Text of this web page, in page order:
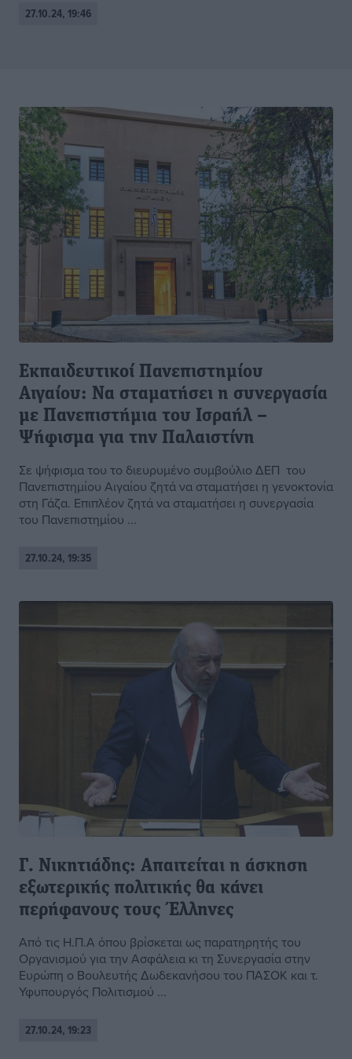
27.10.24, 19:46
Εκπαιδευτικοί Πανεπιστημίου
Αιγαίου: Να σταματήσει η συνεργασία
με Πανεπιστήμια του Ισραήλ –
Ψήφισμα για την Παλαιστίνη
Σε ψήφισμα του το διευρυμένο συμβούλιο ΔΕΠ του
Πανεπιστημίου Αιγαίου ζητά να σταματήσει η γενοκτονία
στη Γάζα. Επιπλέον ζητά να σταματήσει η συνεργασία
του Πανεπιστημίου ...
27.10.24, 19:35
Γ. Νικητιάδης: Απαιτείται η άσκηση
εξωτερικής πολιτικής θα κάνει
περήφανους τους Έλληνες
Από τις Η.Π.Α όπου βρίσκεται ως παρατηρητής του
Οργανισμού για την Ασφάλεια κι τη Συνεργασία στην
Ευρώπη ο Βουλευτής Δωδεκανήσου του ΠΑΣΟΚ και τ.
Υφυπουργός Πολιτισμού ...
27.10.24, 19:23